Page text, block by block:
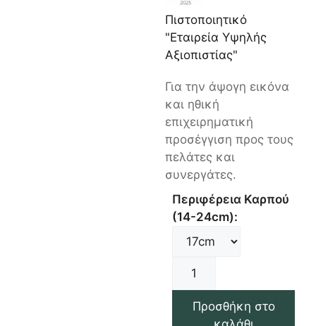
Πιστοποιητικό
"Εταιρεία Υψηλής
Αξιοπιστίας"
Για την άψογη εικόνα
και ηθική
επιχειρηματική
προσέγγιση προς τους
πελάτες και
συνεργάτες.
Περιφέρεια Καρπού
(14-24cm):
Προσθήκη στο